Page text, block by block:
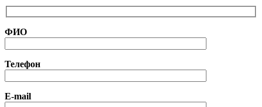
ФИО
Телефон
E-mail